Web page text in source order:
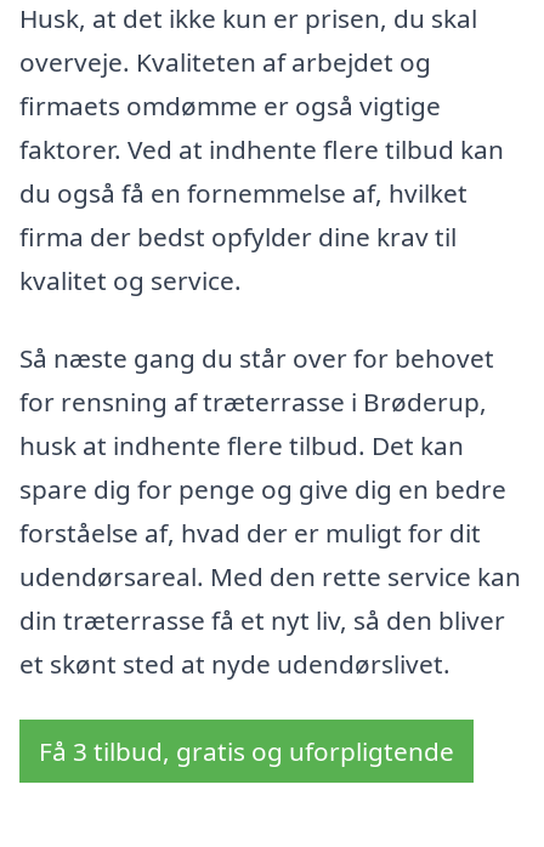
Husk, at det ikke kun er prisen, du skal
overveje. Kvaliteten af arbejdet og
firmaets omdømme er også vigtige
faktorer. Ved at indhente flere tilbud kan
du også få en fornemmelse af, hvilket
firma der bedst opfylder dine krav til
kvalitet og service.
Så næste gang du står over for behovet
for rensning af træterrasse i Brøderup,
husk at indhente flere tilbud. Det kan
spare dig for penge og give dig en bedre
forståelse af, hvad der er muligt for dit
udendørsareal. Med den rette service kan
din træterrasse få et nyt liv, så den bliver
et skønt sted at nyde udendørslivet.
Få 3 tilbud, gratis og uforpligtende